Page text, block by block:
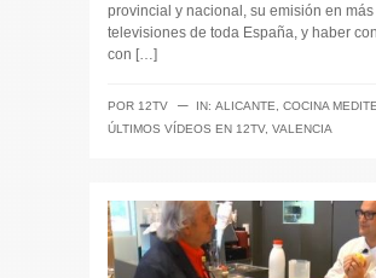
provincial y nacional, su emisión en
televisiones de toda España, y haber
con […]
POR 12TV ─ IN: ALICANTE COCINA
ÚLTIMOS VÍDEOS EN 12TV, VALENCIA